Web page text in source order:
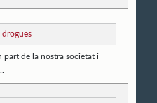
drogues
part de la nostra societat i